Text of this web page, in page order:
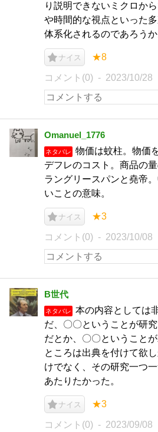
り説明できないミクロか
や時間的な視点といった
体系化されるのであろうか
ナイス ★8
コメント(0) 2023/10/28
Omanuel_1776
ネタバレ
物価は蚊柱。物価
デフレのコスト。商品の
ラングリースパンと堯帝
いことの意味。
ナイス ★3
コメント(0) 2023/10/08
B世代
ネタバレ
本の内容としては
だ、〇〇ということが研
だとか、〇〇ということ
ところは出典を付けて欲
けでなく、その研究一つ
あたりたかった。
ナイス ★3
コメント(0) 2023/09/08